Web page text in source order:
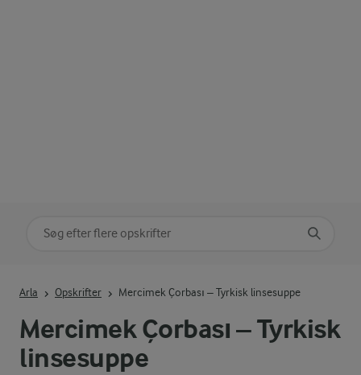
Mercimek Çorbası – Tyrkisk
linsesuppe
Arla Opskrifter Mercimek Çorbası – Tyrkisk linsesuppe
Søg på kategori